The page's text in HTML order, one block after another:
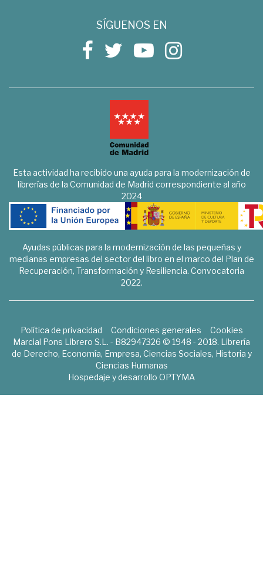
SÍGUENOS EN
Esta actividad ha recibido una ayuda para la modernización de
librerías de la Comunidad de Madrid correspondiente al año
2024
Ayudas públicas para la modernización de las pequeñas y
medianas empresas del sector del libro en el marco del Plan de
Recuperación, Transformación y Resiliencia. Convocatoria
2022.
Política de privacidad Condiciones generales
Cookies
Marcial Pons Librero S.L. - B82947326 © 1948 - 2018. Librería
de Derecho, Economía, Empresa, Ciencias Sociales, Historia y
Ciencias Humanas
Hospedaje y desarrollo OPTYMA